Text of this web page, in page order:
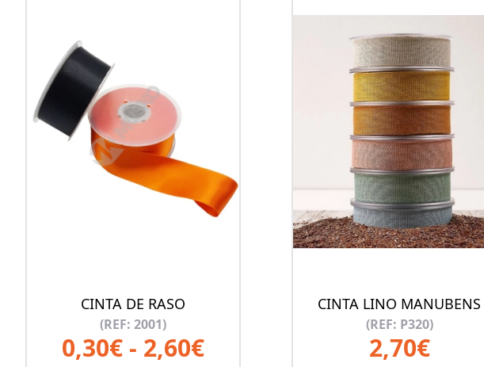
CINTA DE RASO
(REF: 2001)
0,30€ - 2,60€
CINTA LINO MANUBENS
(REF: P320)
2,70€